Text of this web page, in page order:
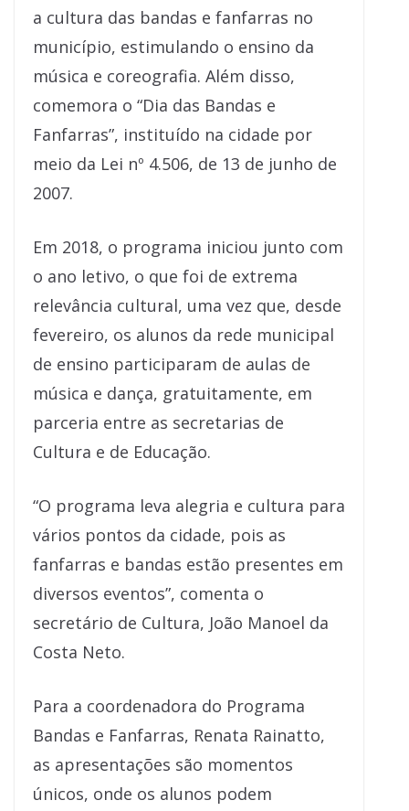
a cultura das bandas e fanfarras no
município, estimulando o ensino da
música e coreografia. Além disso,
comemora o “Dia das Bandas e
Fanfarras”, instituído na cidade por
meio da Lei nº 4.506, de 13 de junho de
2007.
Em 2018, o programa iniciou junto com
o ano letivo, o que foi de extrema
relevância cultural, uma vez que, desde
fevereiro, os alunos da rede municipal
de ensino participaram de aulas de
música e dança, gratuitamente, em
parceria entre as secretarias de
Cultura e de Educação.
“O programa leva alegria e cultura para
vários pontos da cidade, pois as
fanfarras e bandas estão presentes em
diversos eventos”, comenta o
secretário de Cultura, João Manoel da
Costa Neto.
Para a coordenadora do Programa
Bandas e Fanfarras, Renata Rainatto,
as apresentações são momentos
únicos, onde os alunos podem